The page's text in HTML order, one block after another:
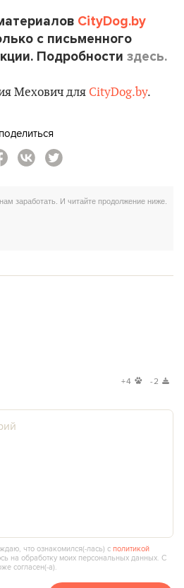
CityDog.by
с письменного
Подробности здесь.
Мехович для CityDog.by.
поделиться
+4 -2
что ознакомился(‑лась) сполитикой
на обработку моих персональных данных. С
согласен(‑а).